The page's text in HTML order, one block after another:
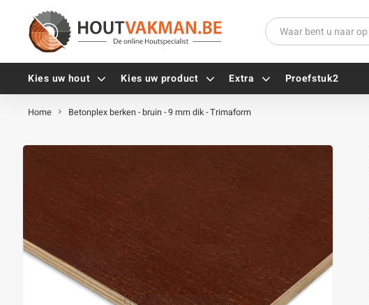
Kies uw hout Kies uw product Extra
Vlonderschroeven
Verzinkte schroeven
Zwarte schroeven
Alle vijzen
Stelplaten
B-fix
PuraFix
Verbindingsstukken
Houten pennen
Proefstuk2
Home Betonplex berken - bruin - 9 mm dik - Trimaform